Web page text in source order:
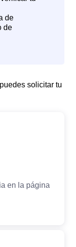
solicitar tu